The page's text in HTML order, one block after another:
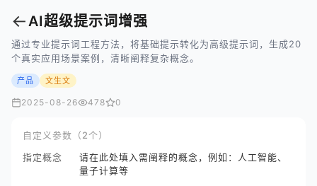
←AI超级提示词增强
通过专业提示词工程方法，将基础提示转化为高级提示词，生成20
个真实应用场景案例，清晰阐释复杂概念。
产品 文生文
2025-08-26 478 0
自定义参数（2个）
指定概念
请在此处填入需阐释的概念，例如：人工智能、
量子计算等